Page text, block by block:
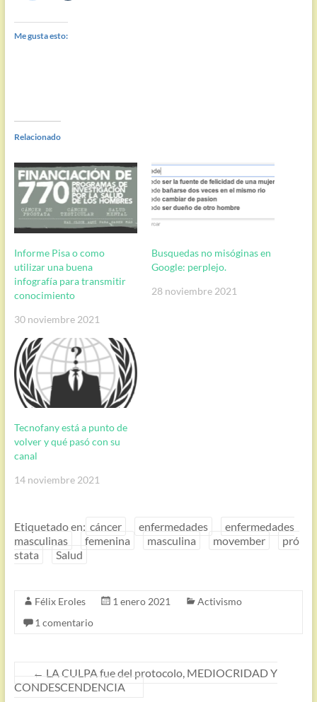
Me gusta esto:
Relacionado
Informe Pisa o como
utilizar una buena
infografía para transmitir
conocimiento
30 noviembre 2021
Busquedas no misóginas en
Google: perplejo.
28 noviembre 2021
Tecnofany está a punto de
volver y qué pasó con su
canal
14 noviembre 2021
Etiquetado en: cáncer enfermedades
enfermedades
masculinas
femenina masculina movember
pró
stata
Salud
Félix Eroles 1 enero 2021
Activismo
1 comentario
← LA CULPA fue del protocolo, MEDIOCRIDAD Y
CONDESCENDENCIA